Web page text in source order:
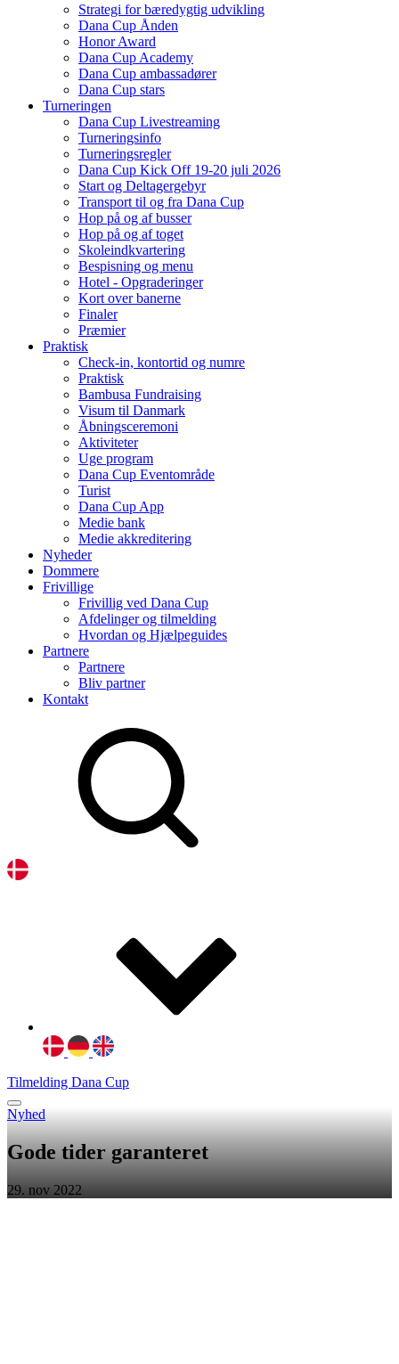
Strategi for bæredygtig udvikling
Dana Cup Ånden
Honor Award
Dana Cup Academy
Dana Cup ambassadører
Dana Cup stars
Turneringen
Dana Cup Livestreaming
Turneringsinfo
Turneringsregler
Dana Cup Kick Off 19-20 juli 2026
Start og Deltagergebyr
Transport til og fra Dana Cup
Hop på og af busser
Hop på og af toget
Skoleindkvartering
Bespisning og menu
Hotel - Opgraderinger
Kort over banerne
Finaler
Præmier
Praktisk
Check-in, kontortid og numre
Praktisk
Bambusa Fundraising
Visum til Danmark
Åbningsceremoni
Aktiviteter
Uge program
Dana Cup Eventområde
Turist
Dana Cup App
Medie bank
Medie akkreditering
Nyheder
Dommere
Frivillige
Frivillig ved Dana Cup
Afdelinger og tilmelding
Hvordan og Hjælpeguides
Partnere
Partnere
Bliv partner
Kontakt
Tilmelding Dana Cup
Nyhed
Gode tider garanteret
29. nov 2022